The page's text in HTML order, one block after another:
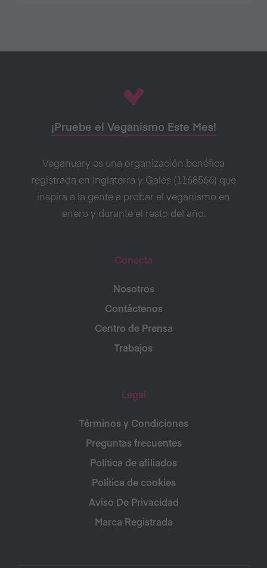
¡Pruebe el Veganismo Este Mes!
Veganuary es una organización benéfica
registrada en Inglaterra y Gales (1168566) que
inspira a la gente a probar el veganismo en
enero y durante el resto del año.
Conecta
Nosotros
Contáctenos
Centro de Prensa
Trabajos
Legal
Términos y Condiciones
Preguntas frecuentes
Política de afiliados
Política de cookies
Aviso De Privacidad
Marca Registrada